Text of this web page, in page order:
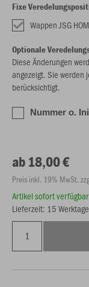
Fixe
Wappen JSG
Optionale
Diese Änderungen
angezeigt. Sie werden
berücksichtigt.
Nummer o.
ab 18,00 €
Preis inkl. 19% MwSt.
Artikel sofort verfügbar
Lieferzeit: 15 Werktage